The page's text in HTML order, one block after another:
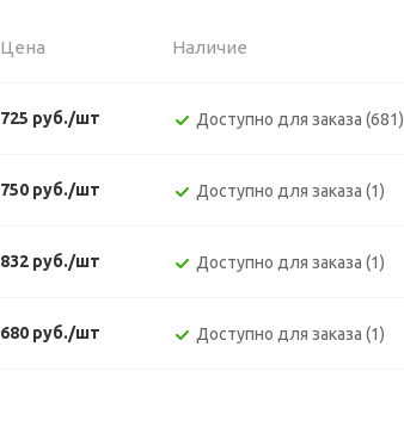
Цена Наличие
725 руб./шт Доступно для заказа (681)
750 руб./шт Доступно для заказа (1)
832 руб./шт Доступно для заказа (1)
680 руб./шт Доступно для заказа (1)